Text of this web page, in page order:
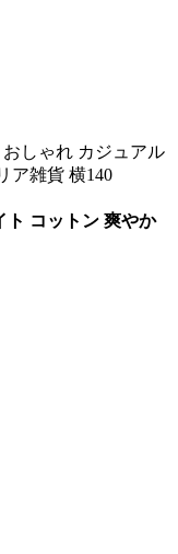
しゃれ カジュアル
ア雑貨 横140
ト コットン 爽やか